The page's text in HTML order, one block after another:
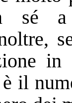
sé a
in
il